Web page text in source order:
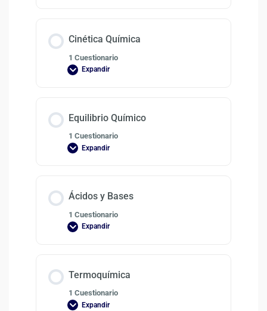
Cinética Química
1 Cuestionario
Expandir
Equilibrio Químico
1 Cuestionario
Expandir
Ácidos y Bases
1 Cuestionario
Expandir
Termoquímica
1 Cuestionario
Expandir